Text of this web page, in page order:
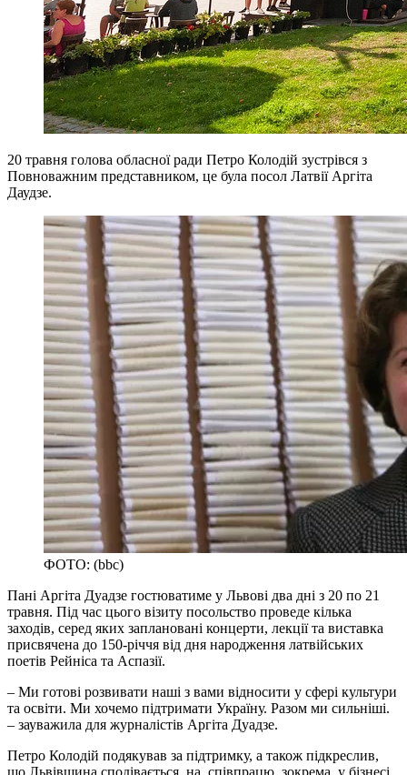
20 травня голова обласної ради Петро Колодій зустрівся з
Повноважним представником, це була посол Латвії Аргіта
Даудзе.
ФОТО: (bbc)
Пані Аргіта Дуадзе гостюватиме у Львові два дні з 20 по 21
травня. Під час цього візиту посольство проведе кілька
заходів, серед яких заплановані концерти, лекції та виставка
присвячена до 150-річчя від дня народження латвійських
поетів Рейніса та Аспазії.
– Ми готові розвивати наші з вами відносити у сфері культури
та освіти. Ми хочемо підтримати Україну. Разом ми сильніші.
– зауважила для журналістів Аргіта Дуадзе.
Петро Колодій подякував за підтримку, а також підкреслив,
що Львівщина сподівається на співпрацю, зокрема, у бізнесі.